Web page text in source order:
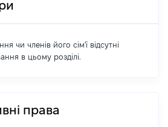
чи членів його сім'ї відсутні
в цьому розділі.
права